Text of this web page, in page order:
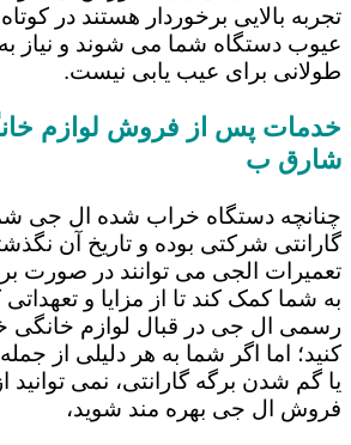
تجربه بالایی برخوردار هستند در
عیوب دستگاه شما می شوند و نیاز
طولانی برای عیب یابی نیست.
خدمات پس از فروش لوازم
شارق ب
چنانچه دستگاه خراب شده ال جی
گارانتی شرکتی بوده و تاریخ آن
تعمیرات الجی می توانند در صورت
به شما کمک کند تا از مزایا و تعهداتی
رسمی ال جی در قبال لوازم خانگی
کنید؛ اما اگر شما به هر دلیلی از جمله
یا گم شدن برگه گارانتی، نمی
فروش ال جی بهره مند شوید،